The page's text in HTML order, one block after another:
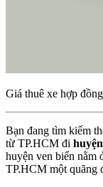
Giá thuê xe hợp
Bạn đang tìm kiếm
từ TP.HCM đi
huyện ven biển nằm
TP.HCM một quãng